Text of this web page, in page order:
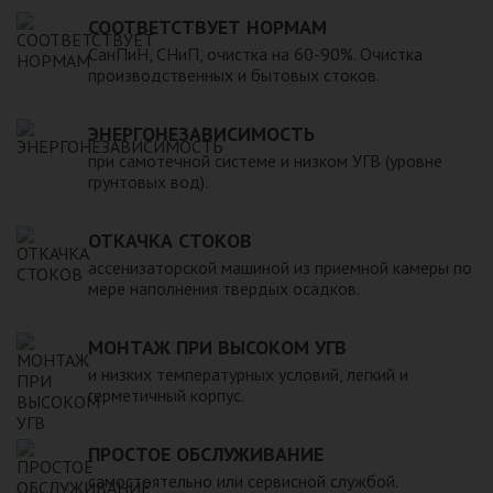
стоков в зависимости от количества пользователей и
возможности залпового слива.
2. Возможность использования при больших перепадах
температуры, в том числе при очень низких в зимний
период. 3. Долговечность – срок эксплуатации исчисляется
устанавливается на подготовленном месте в течение
нескольких часов. 5. Простота обслуживания.В
ассортименте продукции, реализуемой нашей компанией –
пластиковые и стеклопластиковые изделия, изготовленные
в полном соответствии с Государственными стандартами,
санитарно-гигиеническими и другими нормативами.
СООТВЕТСТВУЕТ НОРМАМ
СанПиН, СНиП, очистка на 60-90%. Очистка
производственных и бытовых стоков.
ЭНЕРГОНЕЗАВИСИМОСТЬ
при самотечной системе и низком УГВ (уровне
грунтовых вод).
ОТКАЧКА СТОКОВ
ассенизаторской машиной из приемной камеры по
мере наполнения твердых осадков.
МОНТАЖ ПРИ ВЫСОКОМ УГВ
и низких температурных условий, легкий и
герметичный корпус.
ПРОСТОЕ ОБСЛУЖИВАНИЕ
самостоятельно или сервисной службой.